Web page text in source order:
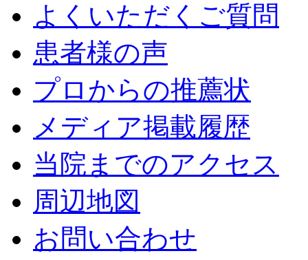
よくいただくご質問
患者様の声
プロからの推薦状
メディア掲載履歴
当院までのアクセス
周辺地図
お問い合わせ